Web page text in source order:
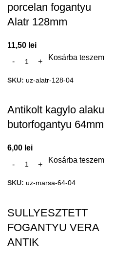
porcelan fogantyu
Alatr 128mm
11,50 lei
Kosárba teszem
SKU: uz-alatr-128-04
Antikolt kagylo alaku
butorfogantyu 64mm
6,00 lei
Kosárba teszem
SKU: uz-marsa-64-04
SULLYESZTETT
FOGANTYU VERA
ANTIK